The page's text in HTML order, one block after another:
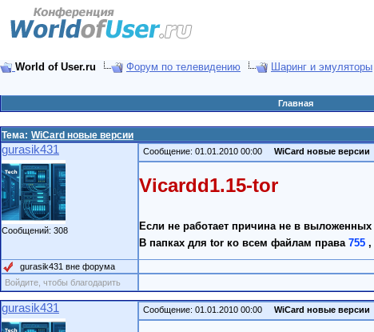
World of User.ru Форум по телевидению Шаринг и эмуляторы
Главная
Тема: WiCard новые версии
gurasik431
Сообщений: 308
Сообщение: 01.01.2010 00:00 WiCard новые версии
Vicardd1.15-tor
Если не работает причина не в выложенных
В папках для tor ко всем файлам права 755 ,
gurasik431 вне форума
Войдите, чтобы благодарить
gurasik431 Сообщение: 01.01.2010 00:00 WiCard новые версии